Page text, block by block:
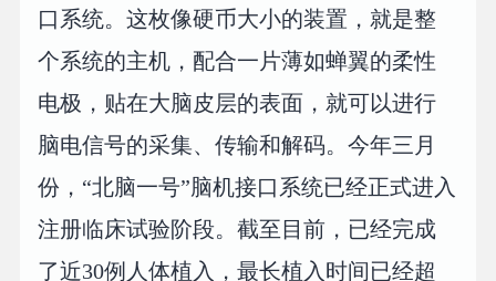
口系统。这枚像硬币大小的装置，就是整
个系统的主机，配合一片薄如蝉翼的柔性
电极，贴在大脑皮层的表面，就可以进行
脑电信号的采集、传输和解码。今年三月
份，“北脑一号”脑机接口系统已经正式进入
注册临床试验阶段。截至目前，已经完成
了近30例人体植入，最长植入时间已经超